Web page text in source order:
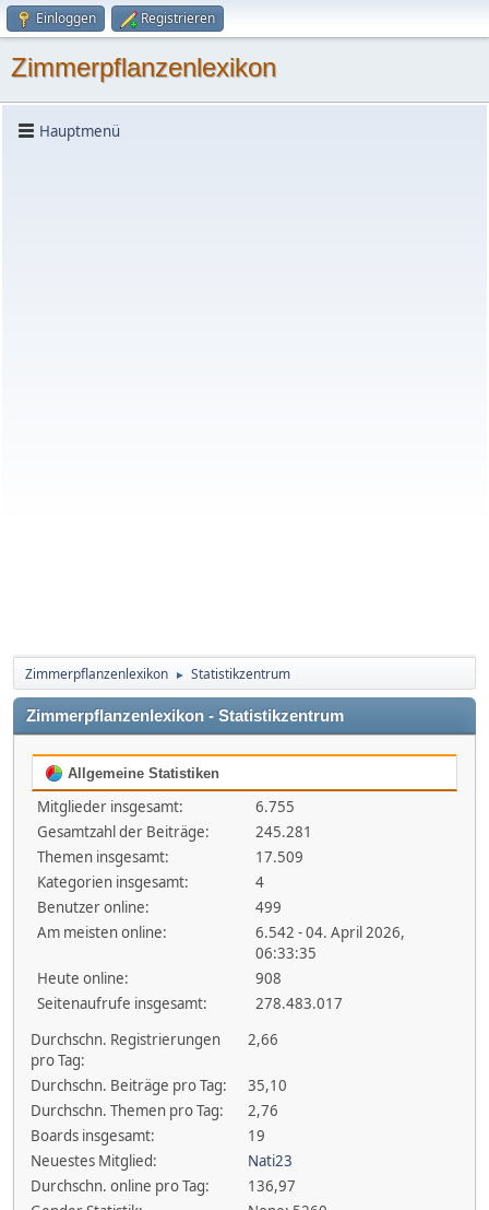
Einloggen Registrieren
Zimmerpflanzenlexikon
Hauptmenü
Zimmerpflanzenlexikon ► Statistikzentrum
Zimmerpflanzenlexikon - Statistikzentrum
Allgemeine Statistiken
Mitglieder insgesamt:
6.755
Gesamtzahl der Beiträge:
245.281
Themen insgesamt:
17.509
Kategorien insgesamt:
4
Benutzer online:
499
Am meisten online:
6.542 - 04. April 2026,
06:33:35
Heute online:
908
Seitenaufrufe insgesamt:
278.483.017
Durchschn. Registrierungen
pro Tag:
2,66
Durchschn. Beiträge pro Tag:
35,10
Durchschn. Themen pro Tag:
2,76
Boards insgesamt:
19
Neuestes Mitglied:
Nati23
Durchschn. online pro Tag:
136,97